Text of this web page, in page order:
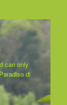
can only
di